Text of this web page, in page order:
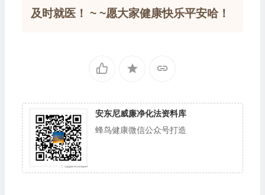
及时就医！ ~ ~愿大家健康快乐平安哈！
安东尼威廉净化法资料库
蜂鸟健康微信公众号打造